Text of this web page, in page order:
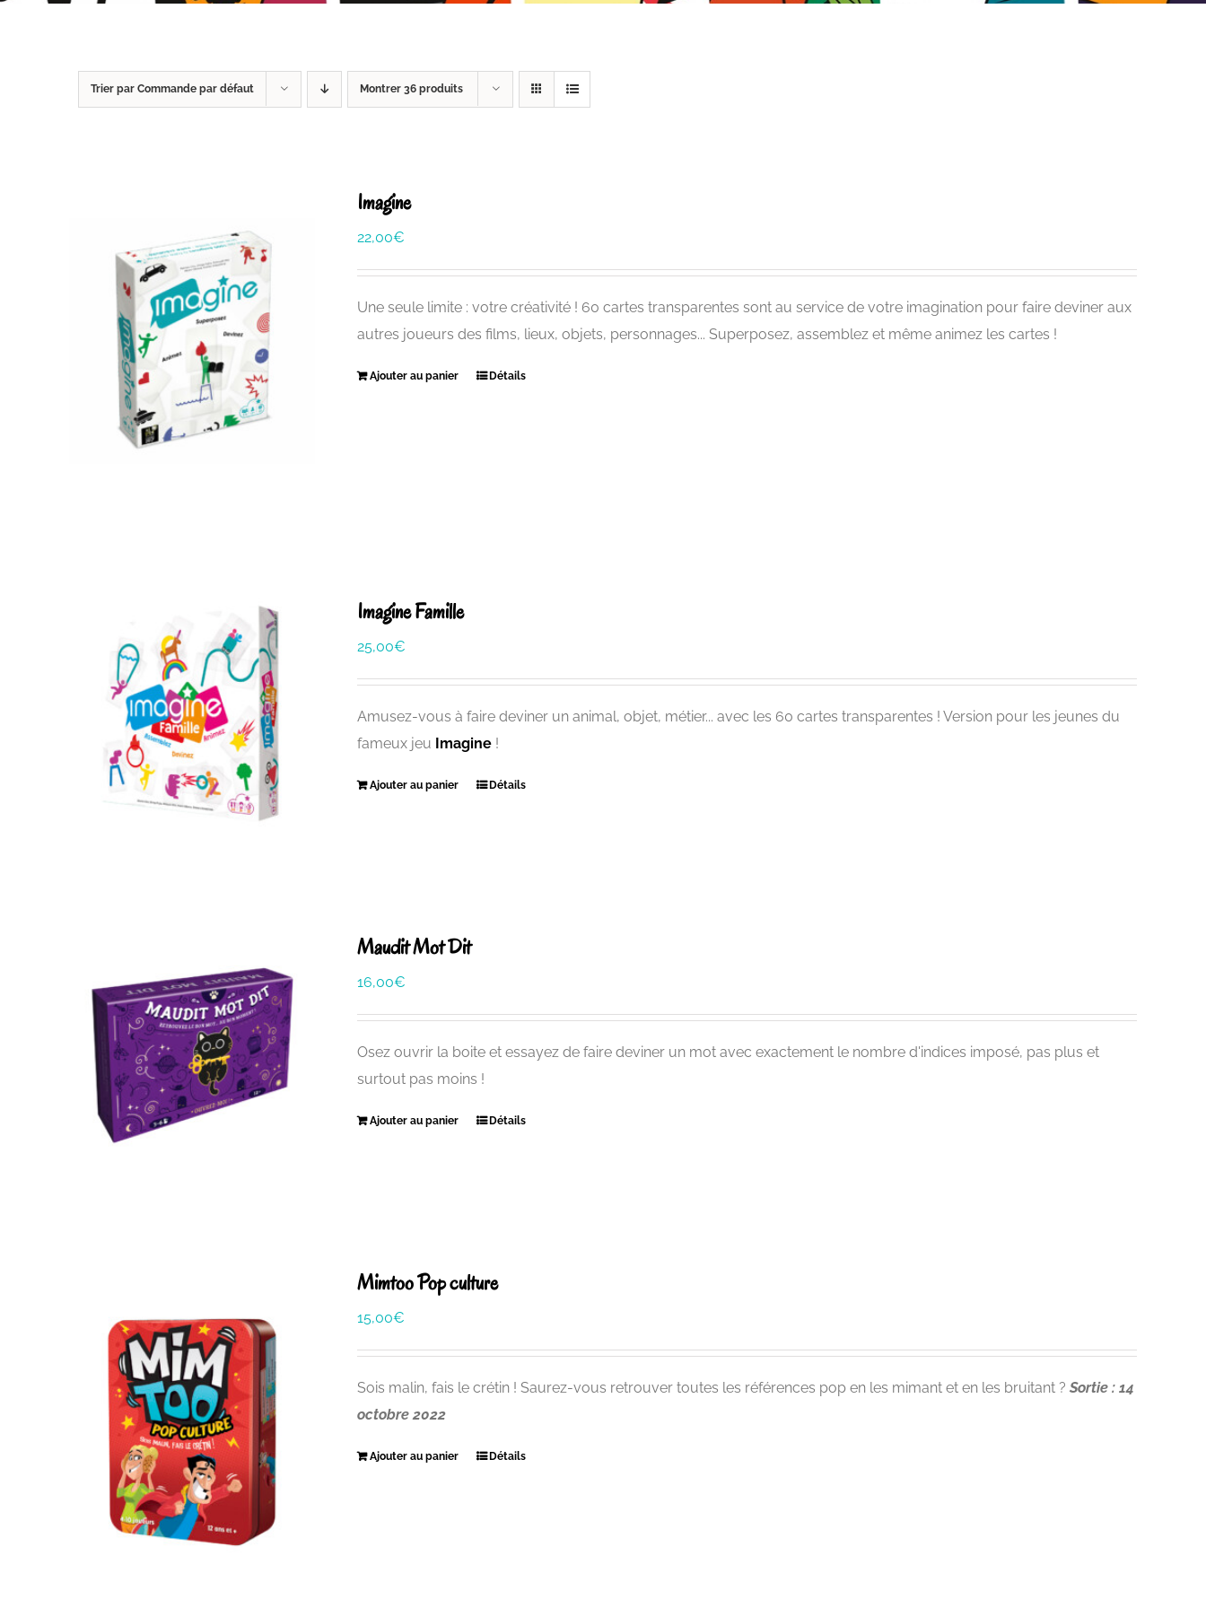
Trier par Commande par défaut Montrer 36 produits
Imagine
22,00€
Une seule limite : votre créativité ! 60 cartes transparentes sont au service de votre imagination pour faire deviner aux
autres joueurs des films, lieux, objets, personnages... Superposez, assemblez et même animez les cartes !
Ajouter au panier Détails
Imagine Famille
25,00€
Amusez-vous à faire deviner un animal, objet, métier... avec les 60 cartes transparentes ! Version pour les jeunes du
fameux jeu Imagine !
Ajouter au panier Détails
Maudit Mot Dit
16,00€
Osez ouvrir la boite et essayez de faire deviner un mot avec exactement le nombre d'indices imposé, pas plus et
surtout pas moins !
Ajouter au panier Détails
Mimtoo Pop culture
15,00€
Sois malin, fais le crétin ! Saurez-vous retrouver toutes les références pop en les mimant et en les bruitant ?Sortie : 14
octobre 2022
Ajouter au panier Détails